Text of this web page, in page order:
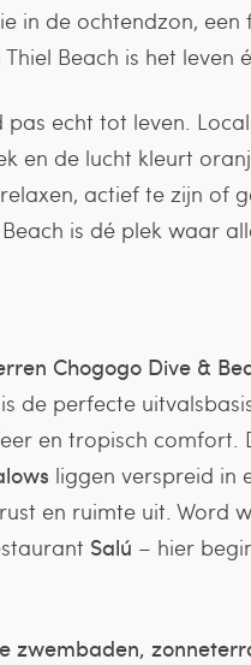
in de ochtendzon,
Beach is het leven
pas echt tot leven.
en de lucht kleurt
actief te zijn of
is dé plek waar
Chogogo Dive &
is de perfecte
en tropisch comfort.
liggen verspreid in
en ruimte uit. Word
Salú – hier
zwembaden,